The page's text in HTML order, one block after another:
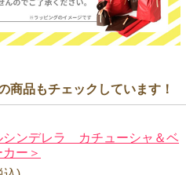
商品もチェックしています！
シンデレラ カチューシャ＆ベ
ー＞